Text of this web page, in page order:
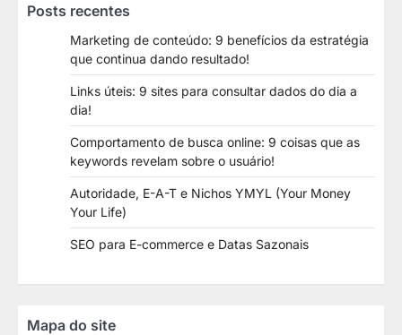
Posts recentes
Marketing de conteúdo: 9 benefícios da estratégia
que continua dando resultado!
Links úteis: 9 sites para consultar dados do dia a
dia!
Comportamento de busca online: 9 coisas que as
keywords revelam sobre o usuário!
Autoridade, E-A-T e Nichos YMYL (Your Money
Your Life)
SEO para E-commerce e Datas Sazonais
Mapa do site